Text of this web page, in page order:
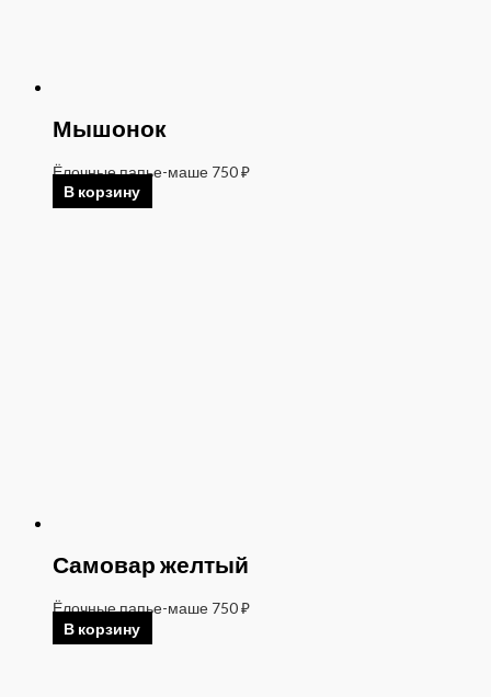
Мышонок
Ёлочные папье-маше 750₽
В корзину
Самовар желтый
Ёлочные папье-маше 750₽
В корзину